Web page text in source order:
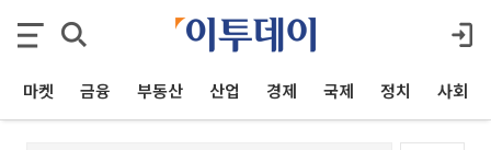
마켓 금융 부동산 산업 경제 국제 정치 사회